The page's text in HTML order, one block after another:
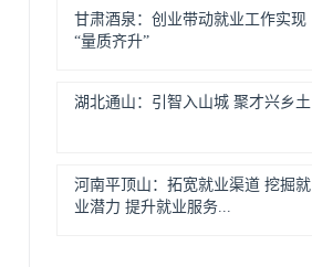
甘肃酒泉：创业带动就业工作实现
“量质齐升”
湖北通山：引智入山城 聚才兴乡土
河南平顶山：拓宽就业渠道 挖掘就
业潜力 提升就业服务...